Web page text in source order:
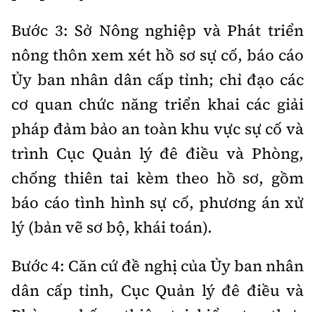
Bước 3: Sở Nông nghiệp và Phát triển
nông thôn xem xét hồ sơ sự cố, báo cáo
Ủy ban nhân dân cấp tỉnh; chỉ đạo các
cơ quan chức năng triển khai các giải
pháp đảm bảo an toàn khu vực sự cố và
trình Cục Quản lý đê điều và Phòng,
chống thiên tai kèm theo hồ sơ, gồm
báo cáo tình hình sự cố, phương án xử
lý (bản vẽ sơ bộ, khái toán).
Bước 4: Căn cứ đề nghị của Ủy ban nhân
dân cấp tỉnh, Cục Quản lý đê điều và